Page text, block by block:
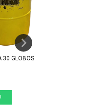
30 GLOBOS